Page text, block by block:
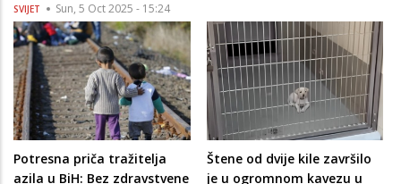
SVIJET Sun, 5 Oct 2025 - 15:24
Potresna priča tražitelja
azila u BiH: Bez zdravstvene
Štene od dvije kile završilo
je u ogromnom kavezu u